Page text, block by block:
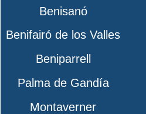
Benisanó
Benifairó de los Valles
Beniparrell
Palma de Gandía
Montaverner